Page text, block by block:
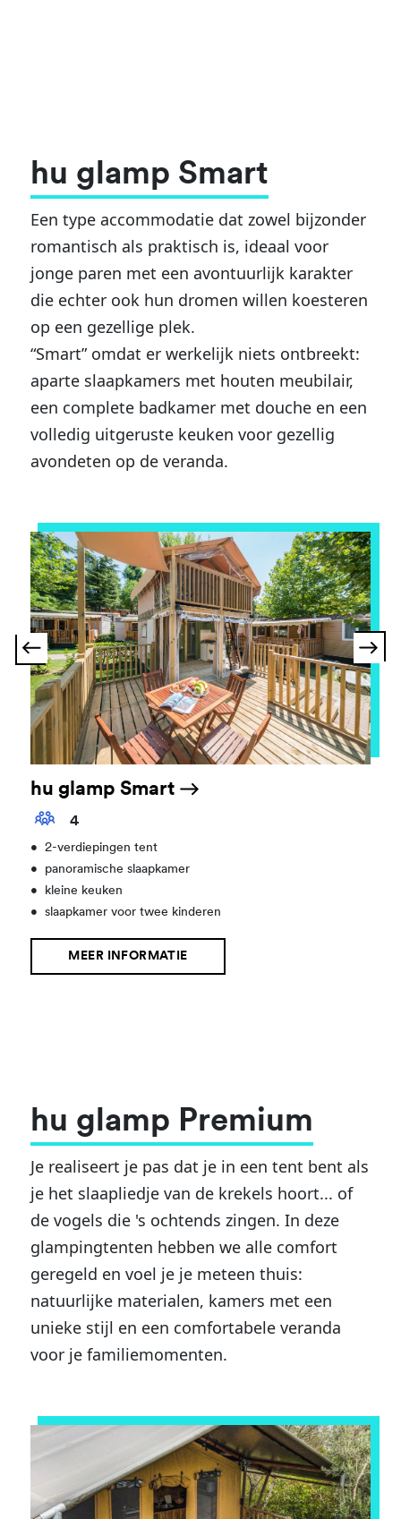
hu glamp Smart
Een type accommodatie dat zowel bijzonder
romantisch als praktisch is, ideaal voor
jonge paren met een avontuurlijk karakter
die echter ook hun dromen willen koesteren
op een gezellige plek.
“Smart” omdat er werkelijk niets ontbreekt:
aparte slaapkamers met houten meubilair,
een complete badkamer met douche en een
volledig uitgeruste keuken voor gezellig
avondeten op de veranda.
hu glamp Smart
4
•
2-verdiepingen tent
•
panoramische slaapkamer
•
kleine keuken
•
slaapkamer voor twee kinderen
MEER INFORMATIE
hu glamp Premium
Je realiseert je pas dat je in een tent bent als
je het slaapliedje van de krekels hoort... of
de vogels die 's ochtends zingen. In deze
glampingtenten hebben we alle comfort
geregeld en voel je je meteen thuis:
natuurlijke materialen, kamers met een
unieke stijl en een comfortabele veranda
voor je familiemomenten.